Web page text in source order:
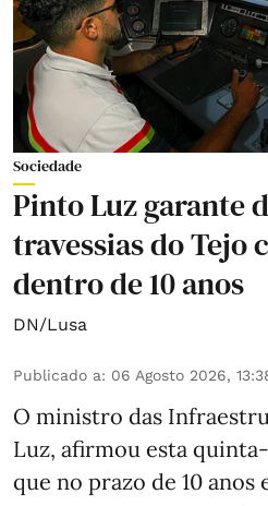
Sociedade
Pinto Luz garante
travessias do Tejo
dentro de 10 anos
DN/Lusa
Publicado a: 06 Agosto 2026,
O ministro das
Luz, afirmou esta
que no prazo de 10 anos